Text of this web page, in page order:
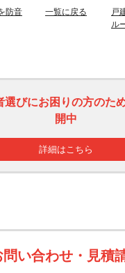
戸
ル
防音
一覧に戻る
選びにお困りの方のた
開中
詳細はこちら
問い合わせ・見積